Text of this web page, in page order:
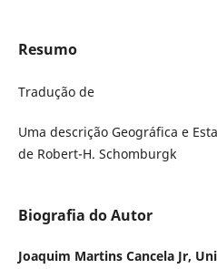
Resumo
Tradução de
Uma descrição Geográfica e
de Robert-H. Schomburgk
Biografia do Autor
Joaquim Martins Cancela Jr,